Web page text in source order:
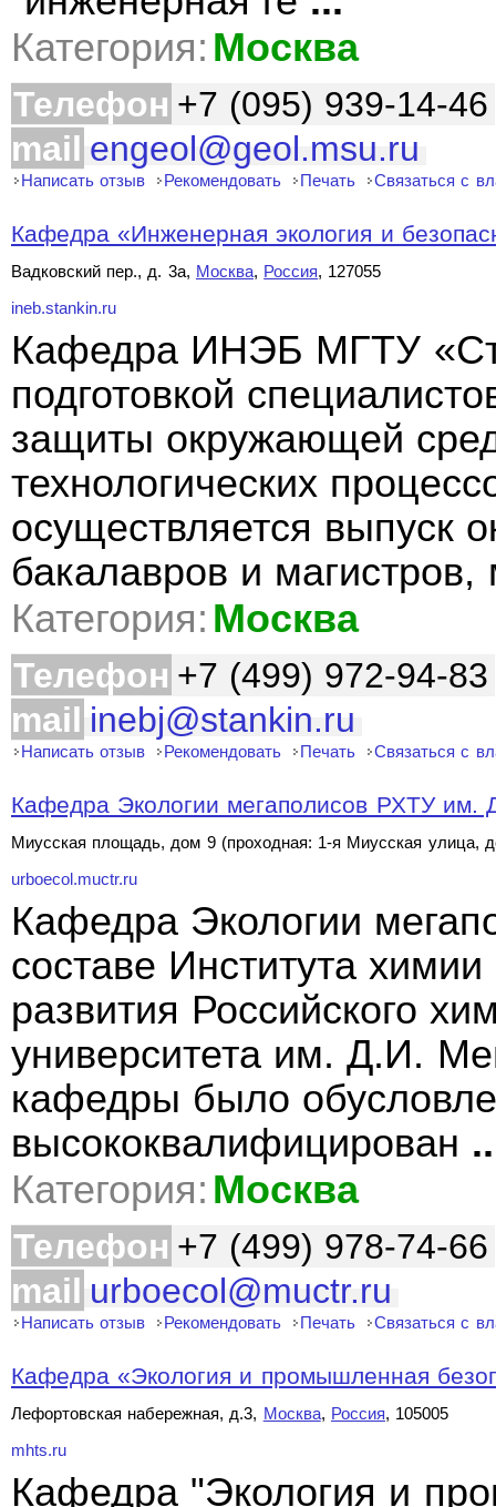
Категория: Москва
Телефон +7 (095) 939-14-46
mail engeol@geol.msu.ru
Написать отзыв Рекомендовать Печать Связаться с
Кафедра «Инженерная экология и
Вадковский пер., д. 3а, Москва, Россия, 127055
ineb.stankin.ru
Кафедра ИНЭБ МГТУ
подготовкой
защиты окружающей
технологических
осуществляется выпуск
бакалавров и магистров,
Категория: Москва
Телефон +7 (499) 972-94-83
mail inebj@stankin.ru
Написать отзыв Рекомендовать Печать Связаться с
Кафедра Экологии мегаполисов РХТУ им.
Миусская площадь, дом 9 (проходная: 1-я Миусская улица,
urboecol.muctr.ru
Кафедра Экологии
составе Института
развития Российского
университета им. Д.И.
кафедры было
высококвалифицирован
Категория: Москва
Телефон +7 (499) 978-74-66
mail urboecol@muctr.ru
Написать отзыв Рекомендовать Печать Связаться с
Кафедра «Экология и промышленная
Лефортовская набережная, д.3, Москва, Россия, 105005
mhts.ru
Кафедра "Экология и